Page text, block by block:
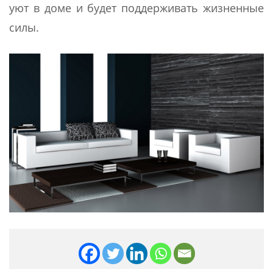
уют в доме и будет поддерживать жизненные
силы.